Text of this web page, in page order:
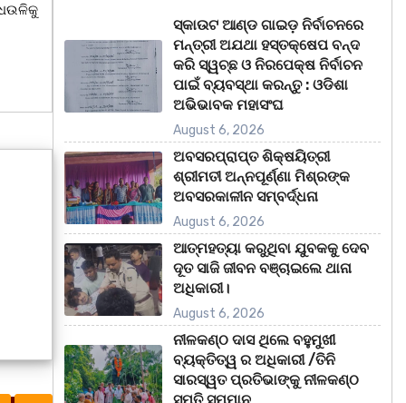
ସ୍କାଉଟ ଆଣ୍ଡ ଗାଇଡ଼ ନିର୍ବାଚନରେ
ମନ୍ତ୍ରୀ ଅଯଥା ହସ୍ତକ୍ଷେପ ବନ୍ଦ
କରି ସ୍ୱଚ୍ଛ ଓ ନିରପେକ୍ଷ ନିର୍ବାଚନ
ପାଇଁ ବ୍ୟବସ୍ଥା କରନ୍ତୁ : ଓଡିଶା
ଅଭିଭାବକ ମହାସଂଘ
August 6, 2026
ଅବସରପ୍ରାପ୍ତ ଶିକ୍ଷୟିତ୍ରୀ
ଶ୍ରୀମତୀ ଅନ୍ନପୂର୍ଣ୍ଣା ମିଶ୍ରଙ୍କ
ଅବସରକାଳୀନ ସମ୍ବର୍ଦ୍ଧନା
August 6, 2026
ଆତ୍ମହତ୍ୟା କରୁଥିବା ଯୁବକକୁ ଦେବ
ଦୂତ ସାଜି ଜୀବନ ବଞ୍ଚାଇଲେ ଥାନା
ଅଧିକାରୀ।
August 6, 2026
ନୀଳକଣ୍ଠ ଦାସ ଥିଲେ ବହୁମୁଖୀ
ବ୍ୟକ୍ତିତ୍ୱ ର ଅଧିକାରୀ /ତିନି
ସାରସ୍ୱତ ପ୍ରତିଭାଙ୍କୁ ନୀଳକଣ୍ଠ